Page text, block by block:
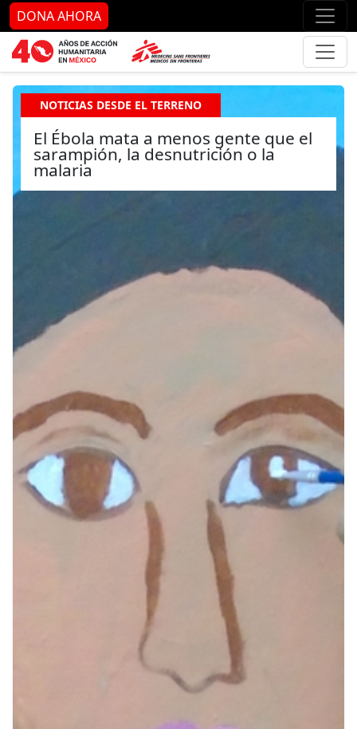
Ir al contenido principal Ir
DONA AHORA
NOTICIAS DESDE EL TERRENO
El Ébola mata a menos gente que el
sarampión, la desnutrición o la
malaria